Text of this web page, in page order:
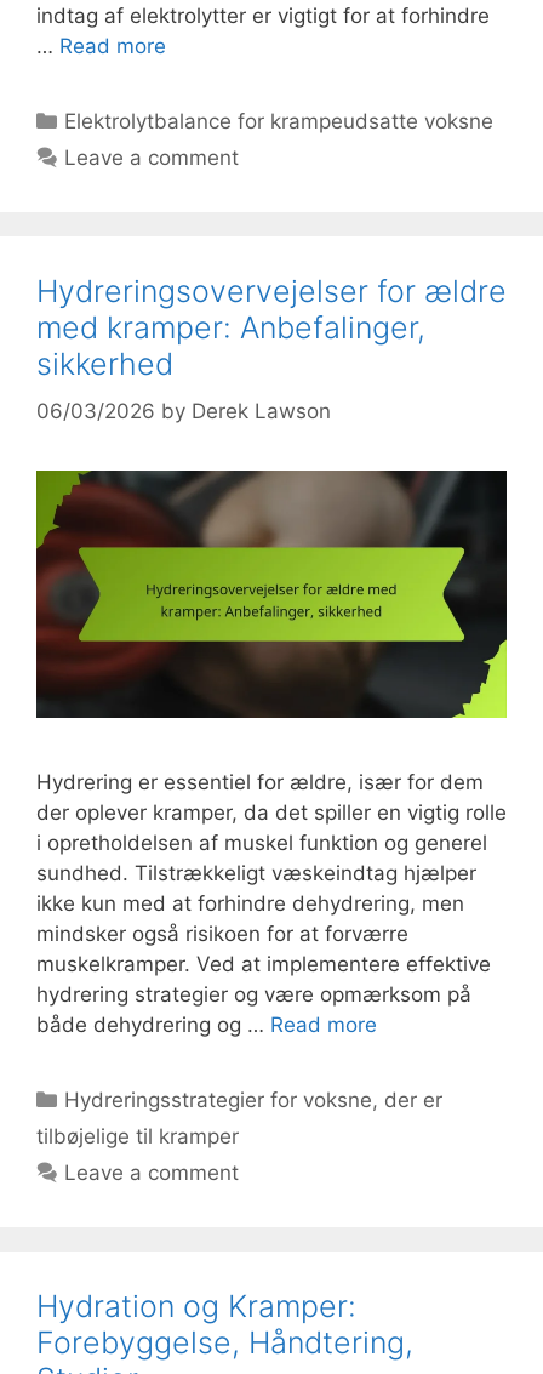
indtag af elektrolytter er vigtigt for at forhindre
… Read more
Categories
Elektrolytbalance for krampeudsatte voksne
Leave a comment
Hydreringsovervejelser for ældre
med kramper: Anbefalinger,
sikkerhed
06/03/2026 by Derek Lawson
Hydrering er essentiel for ældre, især for dem
der oplever kramper, da det spiller en vigtig rolle
i opretholdelsen af muskel funktion og generel
sundhed. Tilstrækkeligt væskeindtag hjælper
ikke kun med at forhindre dehydrering, men
mindsker også risikoen for at forværre
muskelkramper. Ved at implementere effektive
hydrering strategier og være opmærksom på
både dehydrering og … Read more
Categories
Hydreringsstrategier for voksne, der er
tilbøjelige til kramper
Leave a comment
Hydration og Kramper:
Forebyggelse, Håndtering,